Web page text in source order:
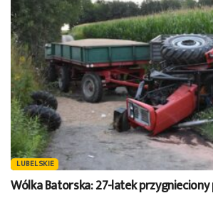
LUBELSKIE
Wólka Batorska: 27-latek